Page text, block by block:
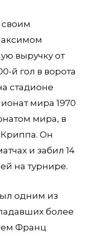
своим
выручку от
й гол в ворота
стадионе
мира 1970
мира, в
Он
и забил 14
на турнире.
одним из
более
Франц